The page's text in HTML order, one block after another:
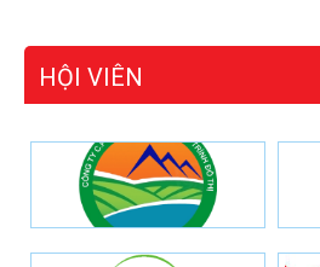
HỘI VIÊN